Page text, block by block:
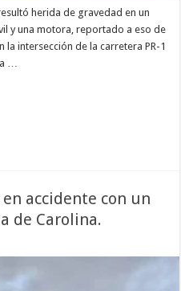
herida de gravedad en un
y una motora, reportado a eso de
la intersección de la carretera PR-1
…
accidente con un
de Carolina.